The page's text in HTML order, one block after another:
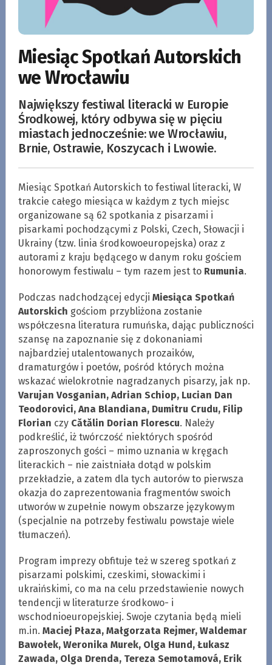
Miesiąc Spotkań Autorskich
we Wrocławiu
Największy festiwal literacki w Europie
Środkowej, który odbywa się w pięciu
miastach jednocześnie: we Wrocławiu,
Brnie, Ostrawie, Koszycach i Lwowie.
Miesiąc Spotkań Autorskich to festiwal literacki, W
trakcie całego miesiąca w każdym z tych miejsc
organizowane są 62 spotkania z pisarzami i
pisarkami pochodzącymi z Polski, Czech, Słowacji i
Ukrainy (tzw. linia środkowoeuropejska) oraz z
autorami z kraju będącego w danym roku gościem
honorowym festiwalu – tym razem jest to Rumunia.
Podczas nadchodzącej edycji Miesiąca Spotkań
Autorskich gościom przybliżona zostanie
współczesna literatura rumuńska, dając publiczności
szansę na zapoznanie się z dokonaniami
najbardziej utalentowanych prozaików,
dramaturgów i poetów, pośród których można
wskazać wielokrotnie nagradzanych pisarzy, jak np.
Varujan Vosganian, Adrian Schiop, Lucian Dan
Teodorovici, Ana Blandiana, Dumitru Crudu, Filip
Florian czy Cătălin Dorian Florescu. Należy
podkreślić, iż twórczość niektórych spośród
zaproszonych gości – mimo uznania w kręgach
literackich – nie zaistniała dotąd w polskim
przekładzie, a zatem dla tych autorów to pierwsza
okazja do zaprezentowania fragmentów swoich
utworów w zupełnie nowym obszarze językowym
(specjalnie na potrzeby festiwalu powstaje wiele
tłumaczeń).
Program imprezy obfituje też w szereg spotkań z
pisarzami polskimi, czeskimi, słowackimi i
ukraińskimi, co ma na celu przedstawienie nowych
tendencji w literaturze środkowo- i
wschodnioeuropejskiej. Swoje czytania będą mieli
m.in. Maciej Płaza, Małgorzata Rejmer, Waldemar
Bawołek, Weronika Murek, Olga Hund, Łukasz
Zawada, Olga Drenda, Tereza Semotamová, Erik